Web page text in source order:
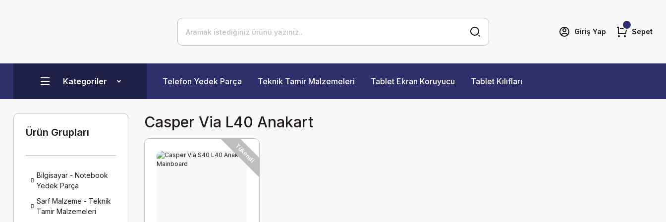
Giriş Yap Sepet
Kategoriler Telefon Yedek Parça Teknik Tamir Malzemeleri Tablet Ekran Koruyucu Tablet Kılıfları
Ürün Grupları
Bilgisayar - Notebook
Yedek Parça
Sarf Malzeme - Teknik
Tamir Malzemeleri
Casper Via L40 Anakart
Tükendi